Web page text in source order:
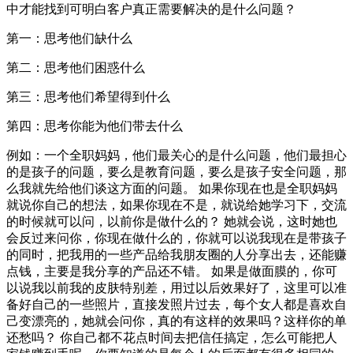
中才能找到可明白客户真正需要解决的是什么问题？
第一：思考他们缺什么
第二：思考他们困惑什么
第三：思考他们希望得到什么
第四：思考你能为他们带去什么
例如：一个全职妈妈，他们最关心的是什么问题，他们最担心
的是孩子的问题，要么是教育问题，要么是孩子安全问题，那
么我就先给他们谈这方面的问题。 如果你现在也是全职妈妈
就说你自己的想法，如果你现在不是，就说给她学习下，交流
的时候就可以问，以前你是做什么的？ 她就会说，这时她也
会反过来问你，你现在做什么的，你就可以说我现在是带孩子
的同时，把我用的一些产品给我朋友圈的人分享出去，还能赚
点钱，主要是我分享的产品还不错。 如果是做面膜的，你可
以说我以前我的皮肤特别差，用过以后效果好了，这里可以准
备好自己的一些照片，直接发照片过去，每个女人都是喜欢自
己变漂亮的，她就会问你，真的有这样的效果吗？这样你的单
还愁吗？ 你自己都不花点时间去把信任搞定，怎么可能把人